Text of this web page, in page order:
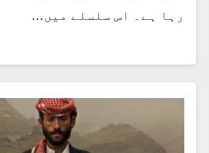
رہا ہے۔ اس سلسلے میں…